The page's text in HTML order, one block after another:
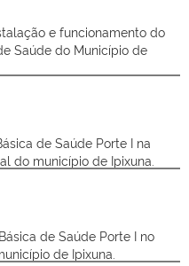
e funcionamento do
Saúde do Município de
de Saúde Porte I na
do município de Ipixuna.
de Saúde Porte I no
de Ipixuna.